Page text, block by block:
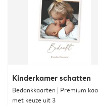
Kinderkamer schatten
Bedankkaarten | Premium
met keuze uit 3